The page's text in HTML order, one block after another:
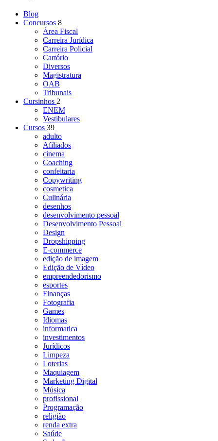
Blog
Concursos 8
Área Fiscal
Carreira Jurídica
Carreira Policial
Cartório
Diversos
Magistratura
OAB
Tribunais
Cursinhos 2
ENEM
Vestibulares
Cursos 39
adulto
Afiliados
cinema
Coaching
confeitaria
Copywriting
cosmetica
Culinária
desenhos
desenvolvimento pessoal
Desenvolvimento Pessoal
Design
Dropshipping
E-commerce
edição de imagem
Edição de Vídeo
empreendedorismo
esportes
Finanças
Fotografia
Games
Idiomas
informatica
investimentos
Jurídicos
Limpeza
Loterias
Maquiagem
Marketing Digital
Música
profissional
Programação
religião
renda extra
Saúde